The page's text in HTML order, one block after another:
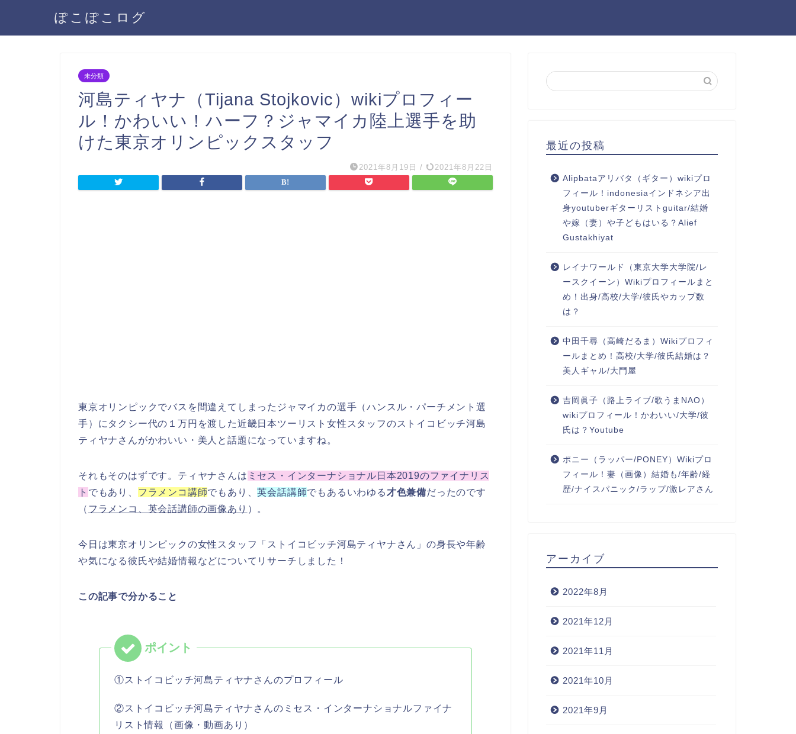
ぽこぽこログ
未分類
河島ティヤナ（Tijana Stojkovic）wikiプロフィー
ル！かわいい！ハーフ？ジャマイカ陸上選手を助
けた東京オリンピックスタッフ
2021年8月19日 / 2021年8月22日
東京オリンピックでバスを間違えてしまったジャマイカの選手（ハンスル・パーチメント選
手）にタクシー代の１万円を渡した近畿日本ツーリスト女性スタッフのストイコビッチ河島
ティヤナさんがかわいい・美人と話題になっていますね。
それもそのはずです。ティヤナさんは ミセス・インターナショナル日本2019のファイナリス
ト でもあり、 フラメンコ講師でもあり、英会話講師でもあるいわゆる 才色兼備だったのです
（ フラメンコ、英会話講師の画像あり ）。
今日は東京オリンピックの女性スタッフ「ストイコビッチ河島ティヤナさん」の身長や年齢
や気になる彼氏や結婚情報などについてリサーチしました！
この記事で分かること
①ストイコビッチ河島ティヤナさんのプロフィール
②ストイコビッチ河島ティヤナさんのミセス・インターナショナルファイナ
リスト情報（画像・動画あり）
最近の投稿
Alipbataアリバタ（ギター）wikiプロ
フィール！indonesiaインドネシア出
身youtuberギターリストguitar/結婚
や嫁（妻）や子どもはいる？Alief
Gustakhiyat
レイナワールド（東京大学大学院/レ
ースクイーン）Wikiプロフィールまと
め！出身/高校/大学/彼氏やカップ数
は？
中田千尋（高崎だるま）Wikiプロフィ
ールまとめ！高校/大学/彼氏結婚は？
美人ギャル/大門屋
吉岡眞子（路上ライブ/歌うまNAO）
wikiプロフィール！かわいい/大学/彼
氏は？Youtube
ポニー（ラッパー/PONEY）Wikiプロ
フィール！妻（画像）結婚も/年齢/経
歴/ナイスパニック/ラップ/激レアさん
アーカイブ
2022年8月
2021年12月
2021年11月
2021年10月
2021年9月